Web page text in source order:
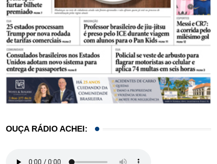
OUÇA RÁDIO ACHEI: